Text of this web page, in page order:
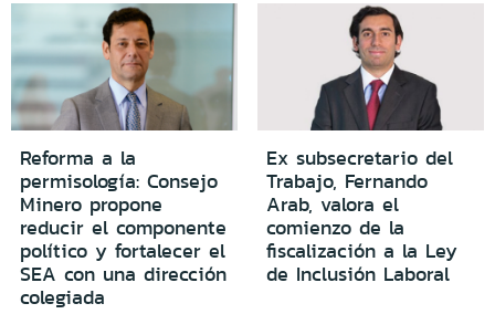
Reforma a la
permisología: Consejo
Minero propone
reducir el componente
político y fortalecer el
SEA con una dirección
colegiada
Ex subsecretario del
Trabajo, Fernando
Arab, valora el
comienzo de la
fiscalización a la Ley
de Inclusión Laboral